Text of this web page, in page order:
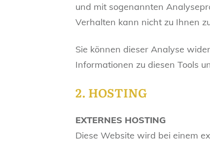
und mit sogenannten
Verhalten kann nicht zu Ihnen
Sie können dieser Analyse
Informationen zu diesen Tools
2. HOSTING
EXTERNES HOSTING
Diese Website wird bei einem